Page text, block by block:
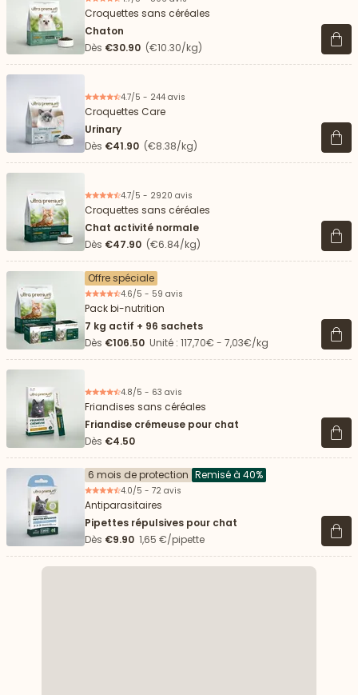
Croquettes sans céréales
Chaton
Dès €30.90 (€10.30/kg) Voir
4.7/5 - 244 avis
Croquettes Care
Urinary
Dès €41.90 (€8.38/kg) Voir
4.7/5 - 2920 avis
Croquettes sans céréales
Chat activité normale
Dès €47.90 (€6.84/kg) Voir
Offre spéciale
4.6/5 - 59 avis
Pack bi-nutrition
7 kg actif + 96 sachets
Dès €106.50 Unité : 117,70€ - 7,03€/kg Voir
4.8/5 - 63 avis
Friandises sans céréales
Friandise crémeuse pour chat
Dès €4.50 Voir
6 mois de protection Remisé à 40%
4.0/5 - 72 avis
Antiparasitaires
Pipettes répulsives pour chat
Dès €9.90 1,65 €/pipette Voir